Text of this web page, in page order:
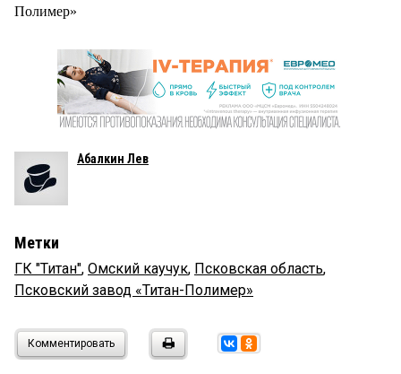
Полимер»
Абалкин Лев
Метки
ГК "Титан", Омский каучук, Псковская область,
Псковский завод «Титан-Полимер»
Комментировать